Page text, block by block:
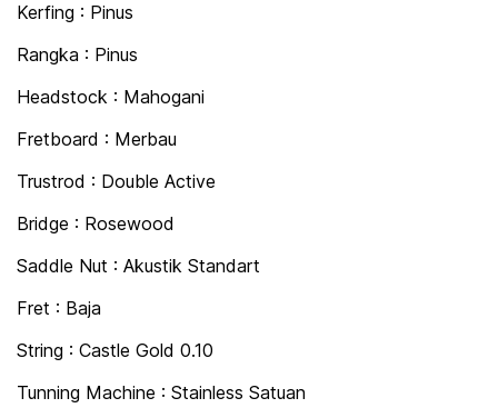
Kerfing : Pinus
Rangka : Pinus
Headstock : Mahogani
Fretboard : Merbau
Trustrod : Double Active
Bridge : Rosewood
Saddle Nut : Akustik Standart
Fret : Baja
String : Castle Gold 0.10
Tunning Machine : Stainless Satuan